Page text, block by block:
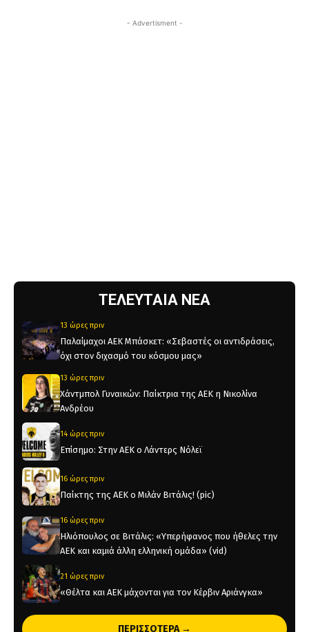
- Advertisment -
ΤΕΛΕΥΤΑΙΑ ΝΕΑ
13 ώρες πριν
Παλαίμαχοι ΑΕΚ Μπάσκετ: «Σεβαστές οι αντιδράσεις,
όχι στον διχασμό του κόσμου μας»
13 ώρες πριν
Χάντμπολ Γυναικών: Παίκτρια της ΑΕΚ η Νικολίνα
Ανδρέου
14 ώρες πριν
Επίσημο: Στην ΑΕΚ ο Λάντερς Νόλεϊ
16 ώρες πριν
Παίκτης της ΑΕΚ ο Μιλάν Βιτάλις! (pic)
16 ώρες πριν
Ηλιόπουλος σε Βιτάλις: «Υπερήφανος που ήθελες την
ΑΕΚ και καμιά άλλη ελληνική ομάδα» (vid)
21 ώρες πριν
«Θέλτα και ΑΕΚ μάχονται για τον Κέρβιν Αριάνγκα»
22 ώρες πριν
ΠΕΡΙΣΣΟΤΕΡΑ →